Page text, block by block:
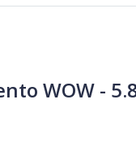
WOW -